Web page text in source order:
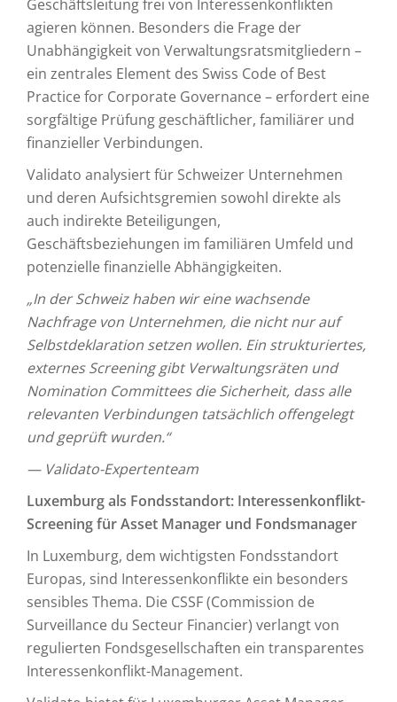
Geschäftsleitung frei von Interessenkonflikten
agieren können. Besonders die Frage der
Unabhängigkeit von Verwaltungsratsmitgliedern –
ein zentrales Element des Swiss Code of Best
Practice for Corporate Governance – erfordert eine
sorgfältige Prüfung geschäftlicher, familiärer und
finanzieller Verbindungen.
Validato analysiert für Schweizer Unternehmen
und deren Aufsichtsgremien sowohl direkte als
auch indirekte Beteiligungen,
Geschäftsbeziehungen im familiären Umfeld und
potenzielle finanzielle Abhängigkeiten.
„In der Schweiz haben wir eine wachsende
Nachfrage von Unternehmen, die nicht nur auf
Selbstdeklaration setzen wollen. Ein strukturiertes,
externes Screening gibt Verwaltungsräten und
Nomination Committees die Sicherheit, dass alle
relevanten Verbindungen tatsächlich offengelegt
und geprüft wurden.“
— Validato-Expertenteam
Luxemburg als Fondsstandort: Interessenkonflikt-
Screening für Asset Manager und Fondsmanager
In Luxemburg, dem wichtigsten Fondsstandort
Europas, sind Interessenkonflikte ein besonders
sensibles Thema. Die CSSF (Commission de
Surveillance du Secteur Financier) verlangt von
regulierten Fondsgesellschaften ein transparentes
Interessenkonflikt-Management.